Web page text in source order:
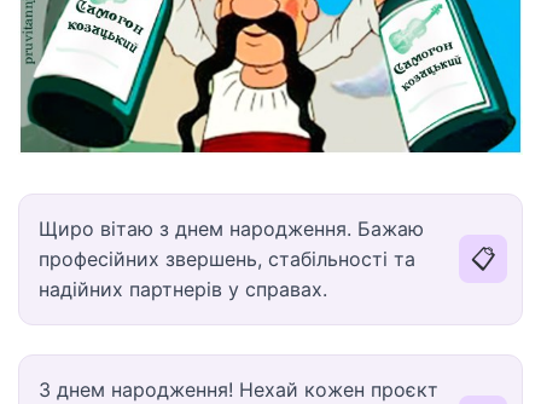
Щиро вітаю з днем народження. Бажаю
професійних звершень, стабільності та
надійних партнерів у справах.
📋
З днем народження! Нехай кожен проєкт